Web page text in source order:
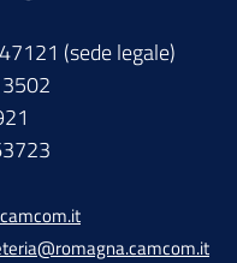
(sede legale)